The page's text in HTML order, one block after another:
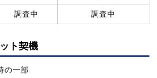
調査中 調査中
ト契機
の一部